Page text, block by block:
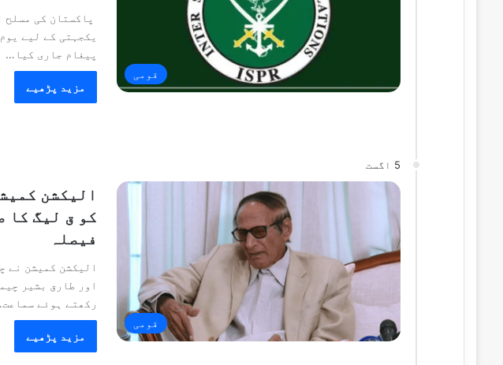
قومی
پاکستان کی مسلح
یکجہتی کے لیے
پیغام جاری کیا…
مزید پڑھیے
5 اگست
قومی
الیکشن
کو ق لیگ کا
فیصلہ
الیکشن کمیشن نے
اور طارق بشیر
رکھتے ہوئے
مزید پڑھیے